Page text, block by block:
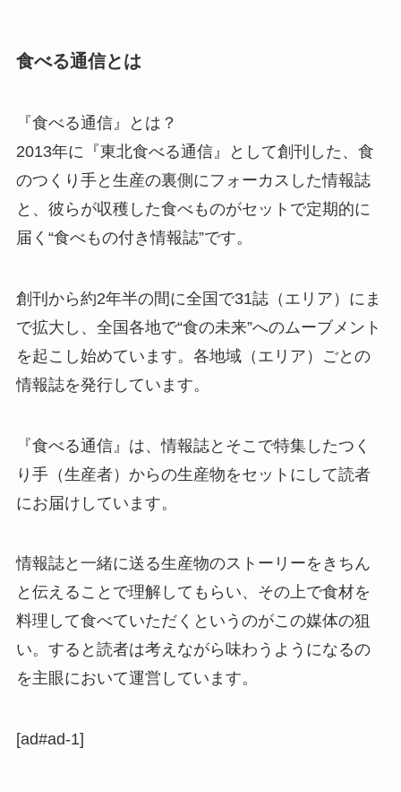
食べる通信とは
『食べる通信』とは？
2013年に『東北食べる通信』として創刊した、食
のつくり手と生産の裏側にフォーカスした情報誌
と、彼らが収穫した食べものがセットで定期的に
届く“食べもの付き情報誌”です。
創刊から約2年半の間に全国で31誌（エリア）にま
で拡大し、全国各地で“食の未来”へのムーブメント
を起こし始めています。各地域（エリア）ごとの
情報誌を発行しています。
『食べる通信』は、情報誌とそこで特集したつく
り手（生産者）からの生産物をセットにして読者
にお届けしています。
情報誌と一緒に送る生産物のストーリーをきちん
と伝えることで理解してもらい、その上で食材を
料理して食べていただくというのがこの媒体の狙
い。すると読者は考えながら味わうようになるの
を主眼において運営しています。
[ad#ad-1]